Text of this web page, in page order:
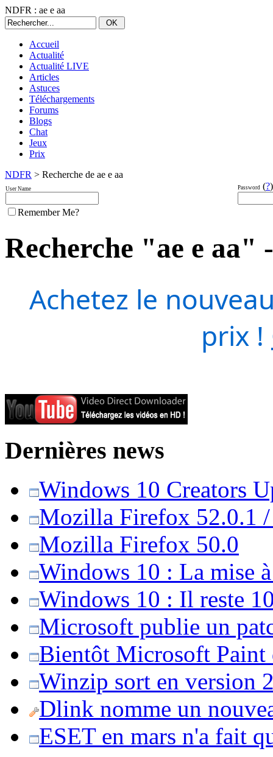
NDFR : ae e aa
Accueil
Actualité
Actualité LIVE
Articles
Astuces
Téléchargements
Forums
Blogs
Chat
Jeux
Prix
NDFR > Recherche de ae e aa
User Name Password (?)
Remember Me?
Recherche "ae e aa"
Achetez le
prix !
Dernières news
Windows 10 Creators
Mozilla Firefox 52.0.1
Mozilla Firefox 50.0
Windows 10 : La mise
Windows 10 : Il reste
Microsoft publie un
Bientôt Microsoft Paint
Winzip sort en version
Dlink nomme un
ESET en mars n'a fait